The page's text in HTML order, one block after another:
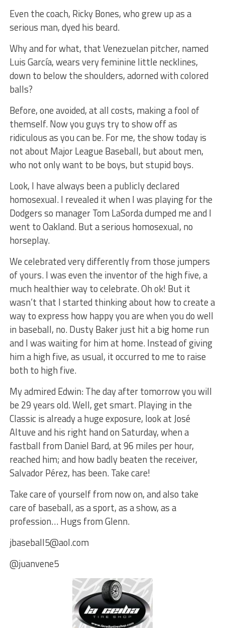
Even the coach, Ricky Bones, who grew up as a
serious man, dyed his beard.
Why and for what, that Venezuelan pitcher, named
Luis García, wears very feminine little necklines,
down to below the shoulders, adorned with colored
balls?
Before, one avoided, at all costs, making a fool of
themself. Now you guys try to show off as
ridiculous as you can be. For me, the show today is
not about Major League Baseball, but about men,
who not only want to be boys, but stupid boys.
Look, I have always been a publicly declared
homosexual. I revealed it when I was playing for the
Dodgers so manager Tom LaSorda dumped me and I
went to Oakland. But a serious homosexual, no
horseplay.
We celebrated very differently from those jumpers
of yours. I was even the inventor of the high five, a
much healthier way to celebrate. Oh ok! But it
wasn’t that I started thinking about how to create a
way to express how happy you are when you do well
in baseball, no. Dusty Baker just hit a big home run
and I was waiting for him at home. Instead of giving
him a high five, as usual, it occurred to me to raise
both to high five.
My admired Edwin: The day after tomorrow you will
be 29 years old. Well, get smart. Playing in the
Classic is already a huge exposure, look at José
Altuve and his right hand on Saturday, when a
fastball from Daniel Bard, at 96 miles per hour,
reached him; and how badly beaten the receiver,
Salvador Pérez, has been. Take care!
Take care of yourself from now on, and also take
care of baseball, as a sport, as a show, as a
profession… Hugs from Glenn.
jbaseball5@aol.com
@juanvene5